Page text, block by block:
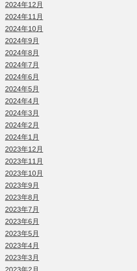
2024年12月
2024年11月
2024年10月
2024年9月
2024年8月
2024年7月
2024年6月
2024年5月
2024年4月
2024年3月
2024年2月
2024年1月
2023年12月
2023年11月
2023年10月
2023年9月
2023年8月
2023年7月
2023年6月
2023年5月
2023年4月
2023年3月